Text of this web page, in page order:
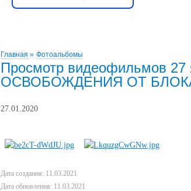
Главная » Фотоальбомы
Просмотр видеофильмов
ОСВОБОЖДЕНИЯ ОТ
27.01.2020
Дата создания: 11.03.2021
Дата обновления: 11.03.2021